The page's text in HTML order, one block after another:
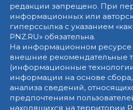
редакции запрещено. При
информационных или
гиперссылка с указанием
PNZ.RU» обязательна.
На информационном
внешние рекомендательные
(информационные
информации на основе сбора,
анализа сведений,
предпочтениям
находящихся на территории